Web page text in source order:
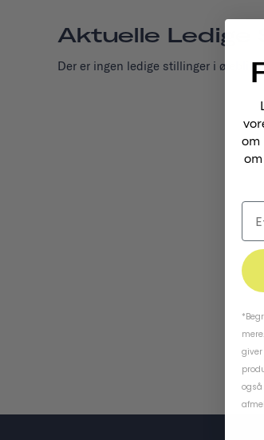
Aktuelle Ledige
Der er ingen ledige stillinger i
om
også